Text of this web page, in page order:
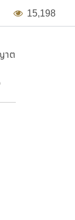
15,198
ต